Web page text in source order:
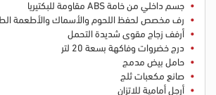
جسم داخلي من خامة ABS مقاومة للبكتيريا
رف مخصص لحفظ اللحوم والأسماك والأطعمة
أرفف زجاج مقوى شديدة التحمل
درج خضروات وفاكهة بسعة 20 لتر
حامل بيض مدمج
صانع مكعبات ثلج
أرجل أمامية للاتزان